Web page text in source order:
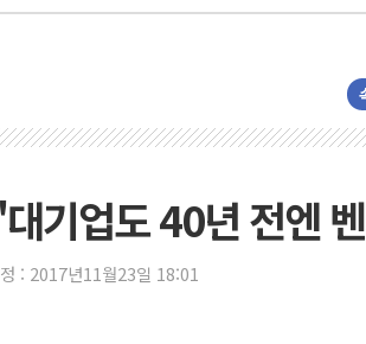
기업도 40년 전엔
: 2017년11월23일 18:01